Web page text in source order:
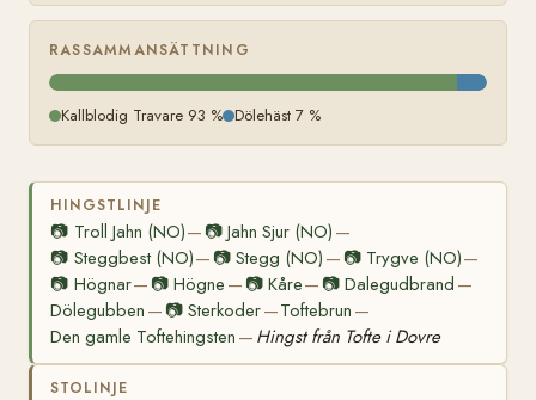
RASSAMMANSÄTTNING
Kallblodig Travare 93 % Dölehäst 7 %
HINGSTLINJE
📷 Troll Jahn (NO)— 📷Jahn Sjur (NO) —
📷 Steggbest (NO)— 📷Stegg (NO) — 📷 Trygve (NO)—
📷 Högnar— 📷Högne — 📷 Kåre— 📷 Dalegudbrand —
Dölegubben — 📷Sterkoder—Toftebrun —
Den gamle Toftehingsten — Hingst från Tofte i Dovre
STOLINJE